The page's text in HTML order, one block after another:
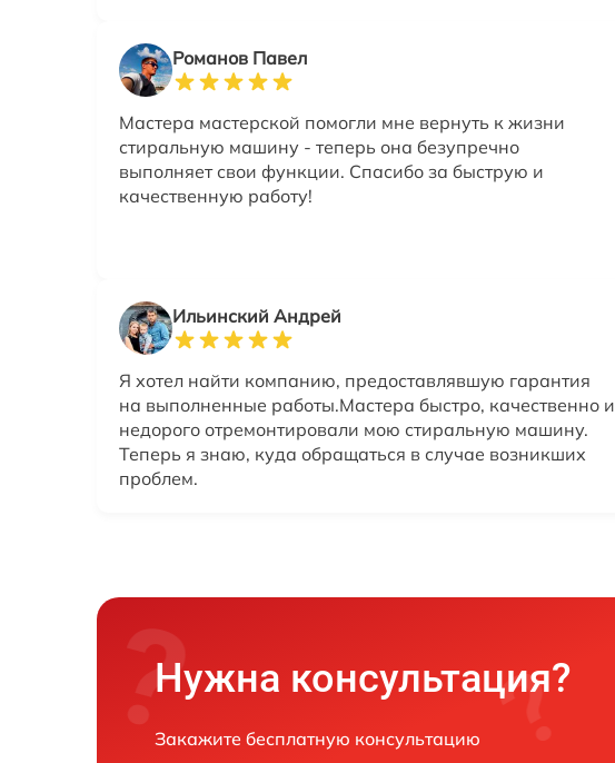
Романов Павел
Мастера мастерской помогли мне вернуть к жизни
стиральную машину - теперь она безупречно
выполняет свои функции. Спасибо за быструю и
качественную работу!
Ильинский Андрей
Я хотел найти компанию, предоставлявшую гарантия
на выполненные работы.Мастера быстро, качественно и
недорого отремонтировали мою стиральную машину.
Теперь я знаю, куда обращаться в случае возникших
проблем.
Нужна консультация?
Закажите бесплатную консультацию